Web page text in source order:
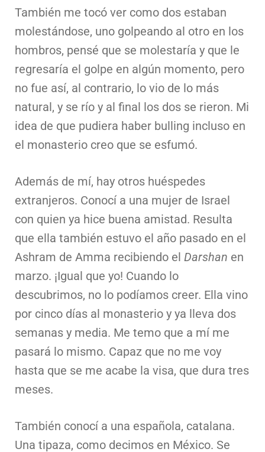
También me tocó ver como dos estaban
molestándose, uno golpeando al otro en los
hombros, pensé que se molestaría y que le
regresaría el golpe en algún momento, pero
no fue así, al contrario, lo vio de lo más
natural, y se río y al final los dos se rieron. Mi
idea de que pudiera haber bulling incluso en
el monasterio creo que se esfumó.
Además de mí, hay otros huéspedes
extranjeros. Conocí a una mujer de Israel
con quien ya hice buena amistad. Resulta
que ella también estuvo el año pasado en el
Ashram de Amma recibiendo el Darshan en
marzo. ¡Igual que yo! Cuando lo
descubrimos, no lo podíamos creer. Ella vino
por cinco días al monasterio y ya lleva dos
semanas y media. Me temo que a mí me
pasará lo mismo. Capaz que no me voy
hasta que se me acabe la visa, que dura tres
meses.
También conocí a una española, catalana.
Una tipaza, como decimos en México. Se